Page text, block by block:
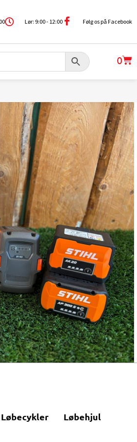
Lør: 9:00 - 12:00 Følg os på Facebook
0
Løbecykler
Løbehjul